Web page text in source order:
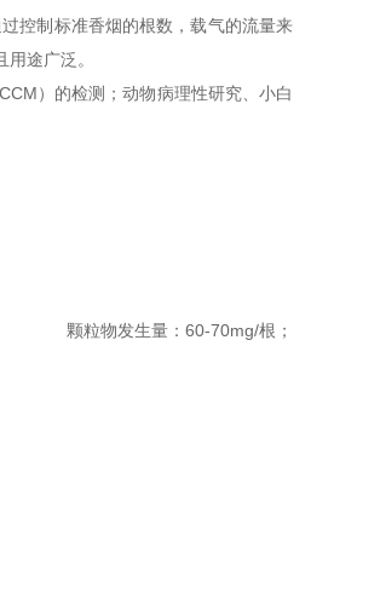
控制标准香烟的根数，载气的流量来
途广泛。
）的检测；动物病理性研究、小白
颗粒物发生量：60-70mg/根；